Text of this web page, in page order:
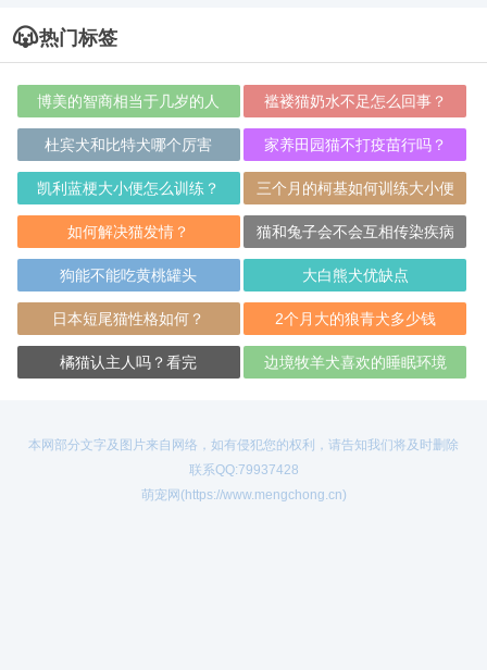
热门标签
博美的智商相当于几岁的人 褴褛猫奶水不足怎么回事？
杜宾犬和比特犬哪个厉害 家养田园猫不打疫苗行吗？
凯利蓝梗大小便怎么训练？ 三个月的柯基如何训练大小便
如何解决猫发情？ 猫和兔子会不会互相传染疾病
狗能不能吃黄桃罐头 大白熊犬优缺点
日本短尾猫性格如何？ 2个月大的狼青犬多少钱
橘猫认主人吗？看完 边境牧羊犬喜欢的睡眠环境
本网部分文字及图片来自网络，如有侵犯您的权利，请告知我们将及时删除
联系QQ:79937428
萌宠网(https://www.mengchong.cn)